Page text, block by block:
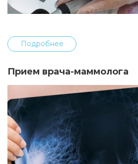
Подробнее
Прием врача-маммолога